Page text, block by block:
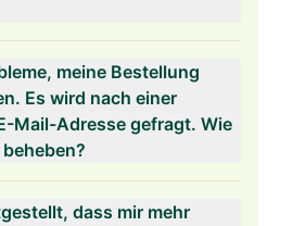
meine Bestellung
Es wird nach einer
Mail-Adresse gefragt. Wie
dass mir mehr